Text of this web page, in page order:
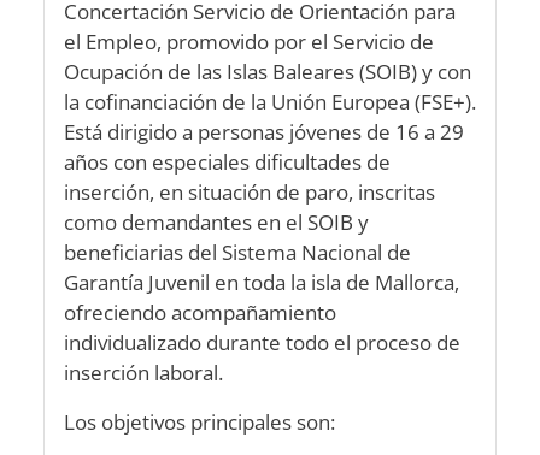
Concertación Servicio de Orientación para
el Empleo, promovido por el Servicio de
Ocupación de las Islas Baleares (SOIB) y con
la cofinanciación de la Unión Europea (FSE+).
Está dirigido a personas jóvenes de 16 a 29
años con especiales dificultades de
inserción, en situación de paro, inscritas
como demandantes en el SOIB y
beneficiarias del Sistema Nacional de
Garantía Juvenil en toda la isla de Mallorca,
ofreciendo acompañamiento
individualizado durante todo el proceso de
inserción laboral.
Los objetivos principales son: